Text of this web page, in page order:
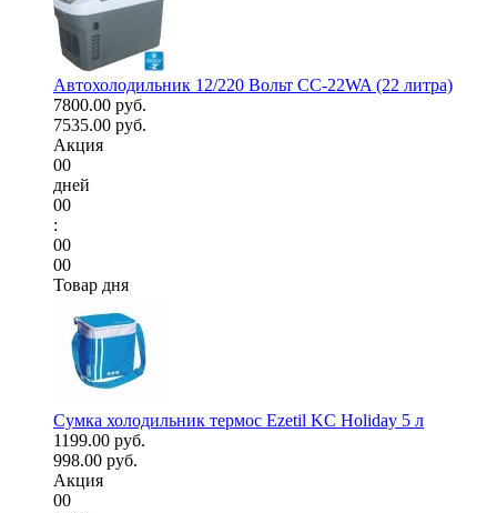
Автохолодильник 12/220 Вольт CC-22WA (22 литра)
7800.00 руб.
7535.00 руб.
Акция
00
дней
00
:
00
00
Товар дня
Сумка холодильник термос Ezetil KC Holiday 5 л
1199.00 руб.
998.00 руб.
Акция
00